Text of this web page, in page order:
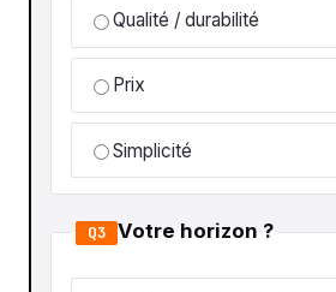
Qualité / durabilité
Prix
Simplicité
Q3 Votre horizon ?